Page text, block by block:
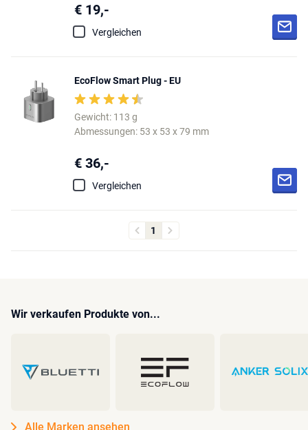
€ 19,-
Vergleichen
EcoFlow Smart Plug - EU
Gewicht: 113 g
Abmessungen: 53 x 53 x 79 mm
€ 36,-
Vergleichen
1
Wir verkaufen Produkte von...
Alle Marken ansehen